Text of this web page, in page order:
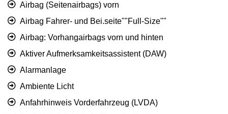
Airbag (Seitenairbags) vorn
Airbag Fahrer- und Bei.seite""Full-Size""
Airbag: Vorhangairbags vorn und hinten
Aktiver Aufmerksamkeitsassistent (DAW)
Alarmanlage
Ambiente Licht
Anfahrhinweis Vorderfahrzeug (LVDA)